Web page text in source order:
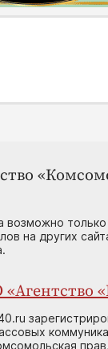
возможно
на других